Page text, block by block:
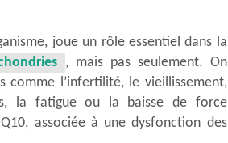
joue un rôle essentiel dans la
, mais pas seulement. On
comme l’infertilité, le vieillissement,
la fatigue ou la baisse de force
associée à une dysfonction des